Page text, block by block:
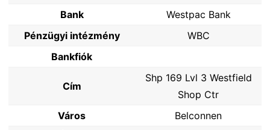
Bank
Westpac Bank
Pénzügyi intézmény
WBC
Bankfiók
Cím
Shp 169 Lvl 3 Westfield
Shop Ctr
Város
Belconnen